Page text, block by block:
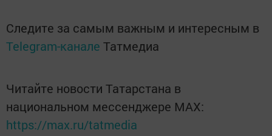
Следите за самым важным и интересным в
Telegram-канале Татмедиа
Читайте новости Татарстана в
национальном мессенджере MАХ:
https://max.ru/tatmedia